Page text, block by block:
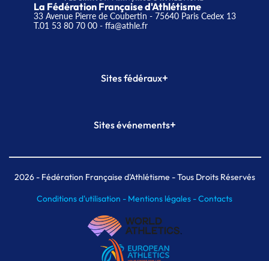
La Fédération Française d'Athlétisme
33 Avenue Pierre de Coubertin - 75640 Paris Cedex 13
T.01 53 80 70 00- ffa@athle.fr
Sites fédéraux+
Plateforme Formation
Sites événements+
Meeting de Paris indoor
MAIF Ekiden de Paris
2026- Fédération Française d'Athlétisme - Tous Droits Réservés
Conditions d'utilisation - Mentions légales -Contacts